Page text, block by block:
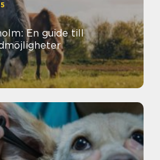
En guide till